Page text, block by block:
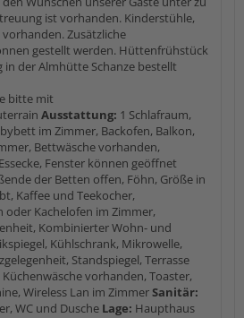
ist vorhanden. Kinderstühle,
Zusätzliche
gestellt werden. Hüttenfrühstück
der Almhütte Schanze bestellt
bitte mit
Ausstattung: 1 Schlafraum,
im Zimmer, Backofen, Balkon,
Bettwäsche vorhanden,
Fenster können geöffnet
der Betten offen, Föhn, Größe in
Kaffee und Teekocher,
oder Kachelofen im Zimmer,
Kombinierter Wohn- und
Kühlschrank, Mikrowelle,
Standspiegel, Terrasse
vorhanden, Toaster,
Wireless Lan im ZimmerSanitär:
WC und Dusche Lage: Haupthaus